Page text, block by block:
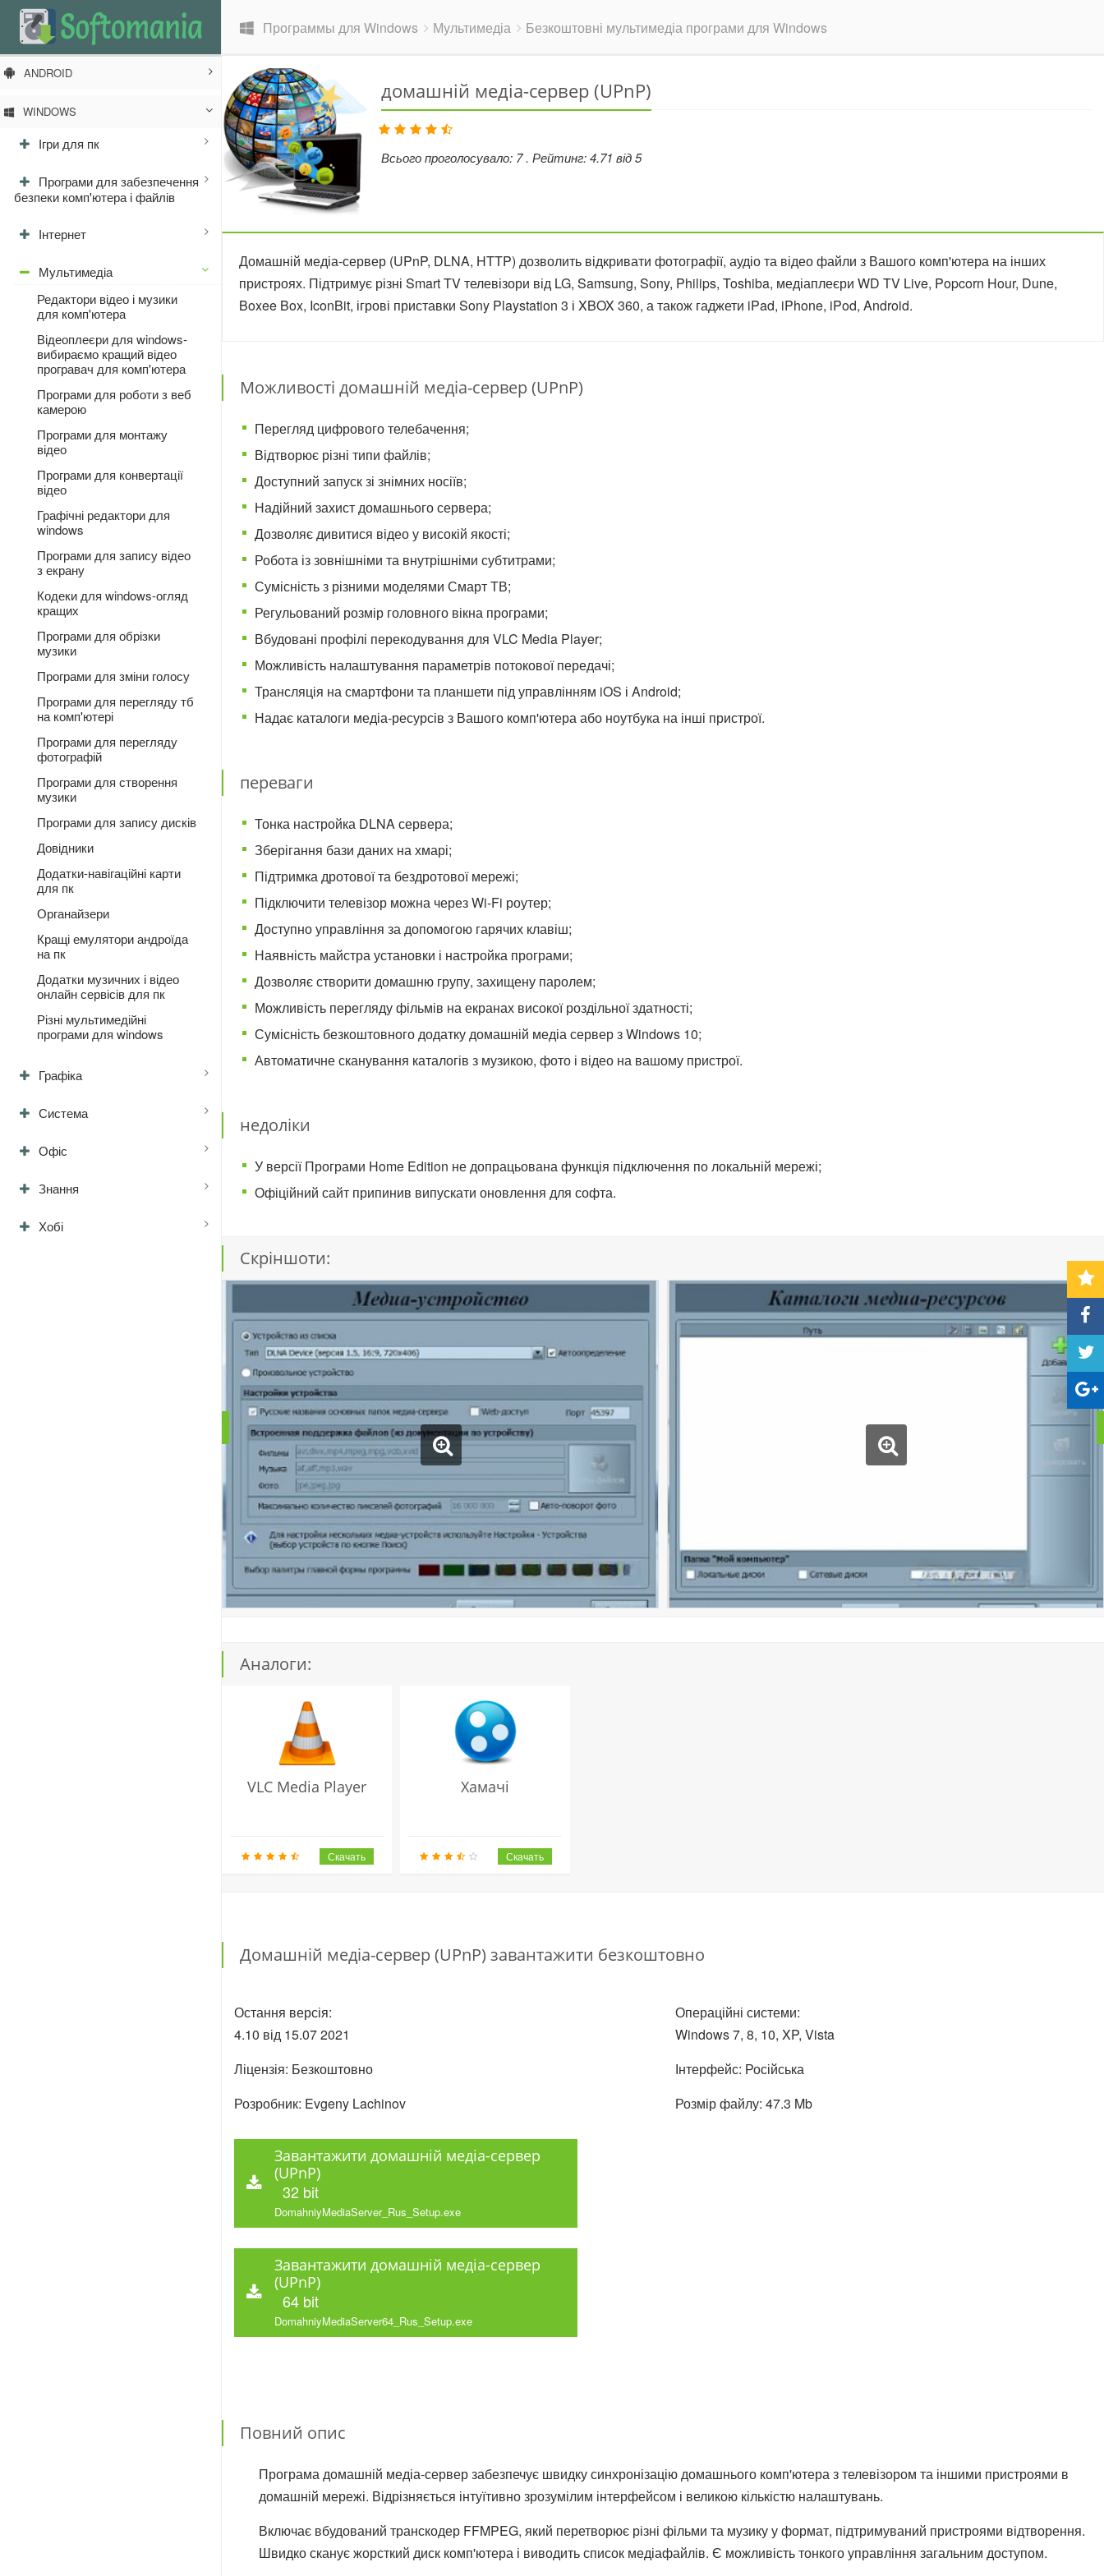
Программы для Windows Мультимедіа Безкоштовні мультимедіа програми для Windows
домашній медіа-сервер (UPnP)
Всього проголосувало: 7. Рейтинг:4.71 від5
Домашній медіа-сервер (UPnP, DLNA, HTTP) дозволить відкривати фотографії, аудіо та відео файли з Вашого комп'ютера на інших
пристроях. Підтримує різні Smart TV телевізори від LG, Samsung, Sony, Philips, Toshiba, медіаплеєри WD TV Live, Popcorn Hour, Dune,
Boxee Box, IconBit, ігрові приставки Sony Playstation 3 і XBOX 360, а також гаджети iPad, iPhone, iPod, Android.
Можливості домашній медіа-сервер (UPnP)
Перегляд цифрового телебачення;
Відтворює різні типи файлів;
Доступний запуск зі знімних носіїв;
Надійний захист домашнього сервера;
Дозволяє дивитися відео у високій якості;
Робота із зовнішніми та внутрішніми субтитрами;
Сумісність з різними моделями Смарт ТВ;
Регульований розмір головного вікна програми;
Вбудовані профілі перекодування для VLC Media Player;
Можливість налаштування параметрів потокової передачі;
Трансляція на смартфони та планшети під управлінням iOS і Android;
Надає каталоги медіа-ресурсів з Вашого комп'ютера або ноутбука на інші пристрої.
переваги
Тонка настройка DLNA сервера;
Зберігання бази даних на хмарі;
Підтримка дротової та бездротової мережі;
Підключити телевізор можна через Wi-Fi роутер;
Доступно управління за допомогою гарячих клавіш;
Наявність майстра установки і настройка програми;
Дозволяє створити домашню групу, захищену паролем;
Можливість перегляду фільмів на екранах високої роздільної здатності;
Сумісність безкоштовного додатку домашній медіа сервер з Windows 10;
Автоматичне сканування каталогів з музикою, фото і відео на вашому пристрої.
недоліки
У версії Програми Home Edition не допрацьована функція підключення по локальній мережі;
Офіційний сайт припинив випускати оновлення для софта.
Скріншоти:
Аналоги:
VLC Media Player Хамачі
Домашній медіа-сервер (UPnP) завантажити безкоштовно
Остання версія:
4.10 від 15.072021
Ліцензія: Безкоштовно
Розробник: Evgeny Lachinov
Операційні системи:
Windows 7, 8, 10, XP, Vista
Інтерфейс: Російська
Розмір файлу: 47.3 Mb
Завантажити домашній медіа-сервер
(UPnP)
32 bit
DomahniyMediaServer_Rus_Setup.exe
Завантажити домашній медіа-сервер
(UPnP)
64 bit
DomahniyMediaServer64_Rus_Setup.exe
Повний опис
Програма домашній медіа-сервер забезпечує швидку синхронізацію домашнього комп'ютера з телевізором та іншими пристроями в
домашній мережі. Відрізняється інтуїтивно зрозумілим інтерфейсом і великою кількістю налаштувань.
Включає вбудований транскодер FFMPEG, який перетворює різні фільми та музику у формат, підтримуваний пристроями відтворення.
Швидко сканує жорсткий диск комп'ютера і виводить список медіафайлів. Є можливість тонкого управління загальним доступом.
ANDROID
WINDOWS
Ігри для пк
Програми для забезпечення
безпеки комп'ютера і файлів
Інтернет
Мультимедіа
Редактори відео і музики
для комп'ютера
Відеоплеєри для windows-
вибираємо кращий відео
програвач для комп'ютера
Програми для роботи з веб
камерою
Програми для монтажу
відео
Програми для конвертації
відео
Графічні редактори для
windows
Програми для запису відео
з екрану
Кодеки для windows-огляд
кращих
Програми для обрізки
музики
Програми для зміни голосу
Програми для перегляду тб
на комп'ютері
Програми для перегляду
фотографій
Програми для створення
музики
Програми для запису дисків
Довідники
Додатки-навігаційні карти
для пк
Органайзери
Кращі емулятори андроїда
на пк
Додатки музичних і відео
онлайн сервісів для пк
Різні мультимедійні
програми для windows
Графіка
Система
Офіс
Знання
Хобі